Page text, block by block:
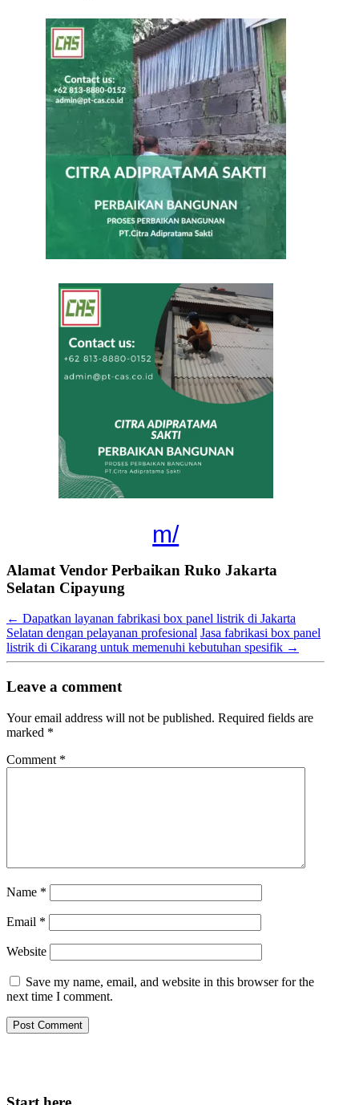
m/
Alamat Vendor Perbaikan Ruko Jakarta
Selatan Cipayung
← Dapatkan layanan fabrikasi box panel listrik di Jakarta
Selatan dengan pelayanan profesional Jasa fabrikasi box panel
listrik di Cikarang untuk memenuhi kebutuhan spesifik →
Leave a comment
Your email address will not be published. Required fields are
marked *
Comment *
Name *
Email *
Website
Save my name, email, and website in this browser for the
next time I comment.